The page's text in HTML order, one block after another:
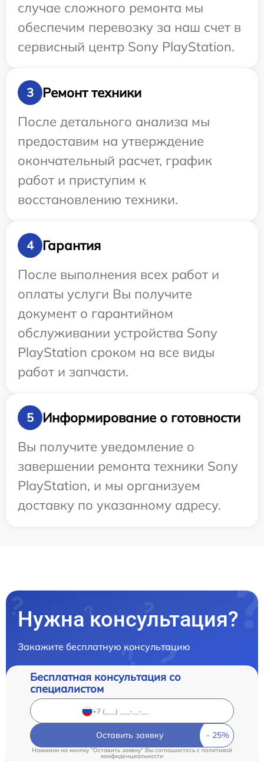
случае сложного ремонта мы
обеспечим перевозку за наш счет в
сервисный центр Sony PlayStation.
3
Ремонт техники
После детального анализа мы
предоставим на утверждение
окончательный расчет, график
работ и приступим к
восстановлению техники.
4
Гарантия
После выполнения всех работ и
оплаты услуги Вы получите
документ о гарантийном
обслуживании устройства Sony
PlayStation сроком на все виды
работ и запчасти.
5
Информирование о готовности
Вы получите уведомление о
завершении ремонта техники Sony
PlayStation, и мы организуем
доставку по указанному адресу.
Нужна консультация?
Закажите бесплатную консультацию
Бесплатная консультация со
специалистом
Оставить заявку
Нажимая на кнопку "Оставить заявку" Вы соглашаетесь cполитикой
конфиденциальности